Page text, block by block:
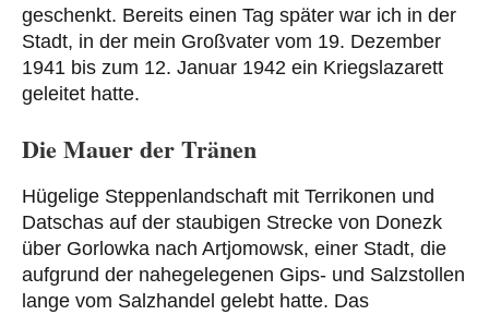
geschenkt. Bereits einen Tag später war ich in der
Stadt, in der mein Großvater vom 19. Dezember
1941 bis zum 12. Januar 1942 ein Kriegslazarett
geleitet hatte.
Die Mauer der Tränen
Hügelige Steppenlandschaft mit Terrikonen und
Datschas auf der staubigen Strecke von Donezk
über Gorlowka nach Artjomowsk, einer Stadt, die
aufgrund der nahegelegenen Gips- und Salzstollen
lange vom Salzhandel gelebt hatte. Das